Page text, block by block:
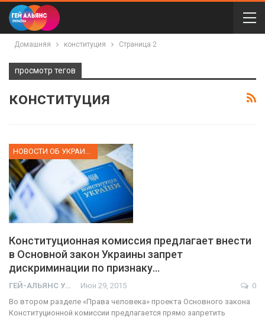
Домашняя конституция Страница 2
просмотр тегов
конституция
Конституционная комиссия предлагает внести
в Основной закон Украины запрет
дискриминации по признаку…
ГЕЙ-АЛЬЯНС УКРАИНА Июн 29, 2015
0
Во втором разделе «Права человека» проекта Основного закона
Конституционной комиссии предлагается прямо запретить